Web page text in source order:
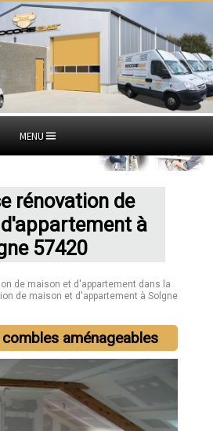
MENU
rénovation de
à
57420
de maison et d'appartement dans la
de maison et d'appartement à Solgne
aménageables